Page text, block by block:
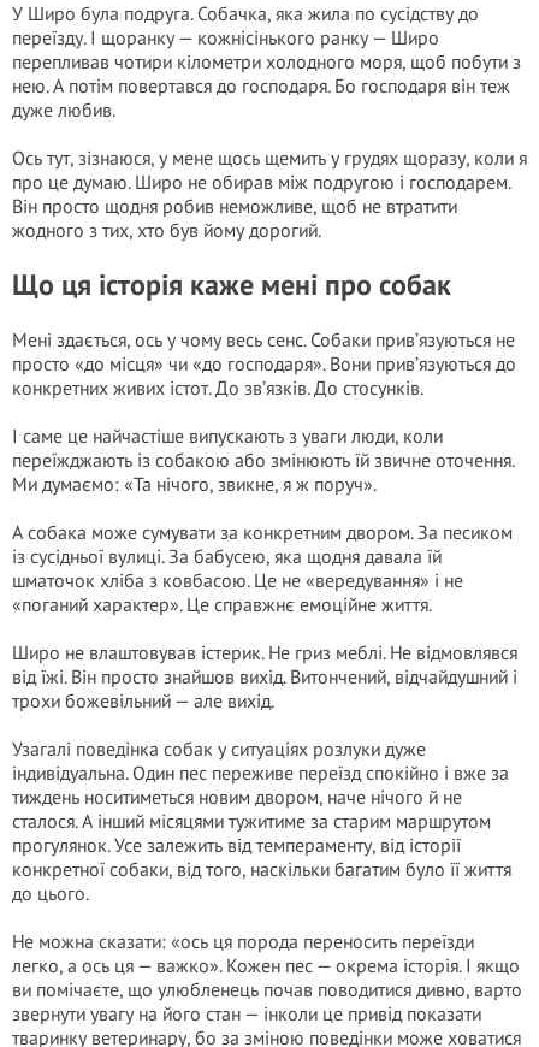
У Широ була подруга. Собачка, яка жила по сусідству до
переїзду. І щоранку — кожнісінького ранку — Широ
перепливав чотири кілометри холодного моря, щоб побути з
нею. А потім повертався до господаря. Бо господаря він теж
дуже любив.
Ось тут, зізнаюся, у мене щось щемить у грудях щоразу, коли я
про це думаю. Широ не обирав між подругою і господарем.
Він просто щодня робив неможливе, щоб не втратити
жодного з тих, хто був йому дорогий.
Що ця історія каже мені про собак
Мені здається, ось у чому весь сенс. Собаки прив’язуються не
просто «до місця» чи «до господаря». Вони прив’язуються до
конкретних живих істот. До зв’язків. До стосунків.
І саме це найчастіше випускають з уваги люди, коли
переїжджають із собакою або змінюють їй звичне оточення.
Ми думаємо: «Та нічого, звикне, я ж поруч».
А собака може сумувати за конкретним двором. За песиком
із сусідньої вулиці. За бабусею, яка щодня давала їй
шматочок хліба з ковбасою. Це не «вередування» і не
«поганий характер». Це справжнє емоційне життя.
Широ не влаштовував істерик. Не гриз меблі. Не відмовлявся
від їжі. Він просто знайшов вихід. Витончений, відчайдушний і
трохи божевільний — але вихід.
Узагалі поведінка собак у ситуаціях розлуки дуже
індивідуальна. Один пес переживе переїзд спокійно і вже за
тиждень носитиметься новим двором, наче нічого й не
сталося. А інший місяцями тужитиме за старим маршрутом
прогулянок. Усе залежить від темпераменту, від історії
конкретної собаки, від того, наскільки багатим було її життя
до цього.
Не можна сказати: «ось ця порода переносить переїзди
легко, а ось ця — важко». Кожен пес — окрема історія. І якщо
ви помічаєте, що улюбленець почав поводитися дивно, варто
звернути увагу на його стан — інколи це привід показати
тваринку ветеринару, бо за зміною поведінки може ховатися